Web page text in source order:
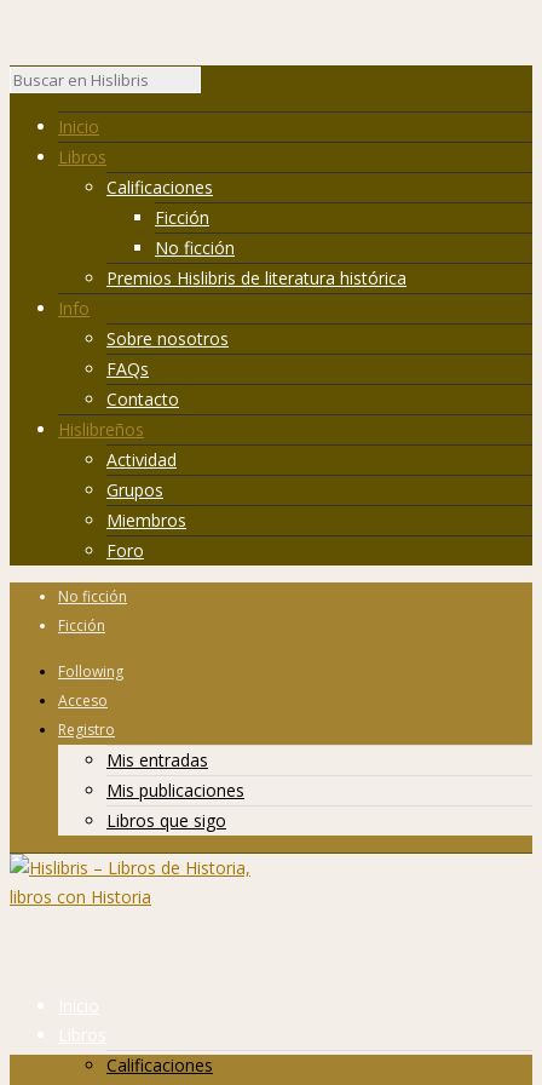
Inicio
Libros
Calificaciones
Ficción
No ficción
Premios Hislibris de literatura histórica
Info
Sobre nosotros
FAQs
Contacto
Hislibreños
Actividad
Grupos
Miembros
Foro
No ficción
Ficción
Following
Acceso
Registro
Mis entradas
Mis publicaciones
Libros que sigo
Inicio
Libros
Calificaciones